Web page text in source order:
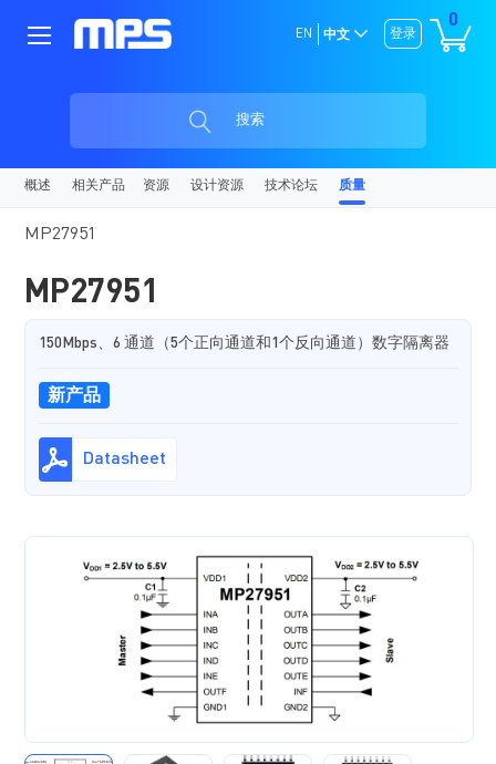
0
登录
EN 中文
搜索
概述 相关产品 资源 设计资源 技术论坛 质量
MP27951
MP27951
150Mbps、6 通道（5个正向通道和1个反向通道）数字隔离器
新产品
Datasheet